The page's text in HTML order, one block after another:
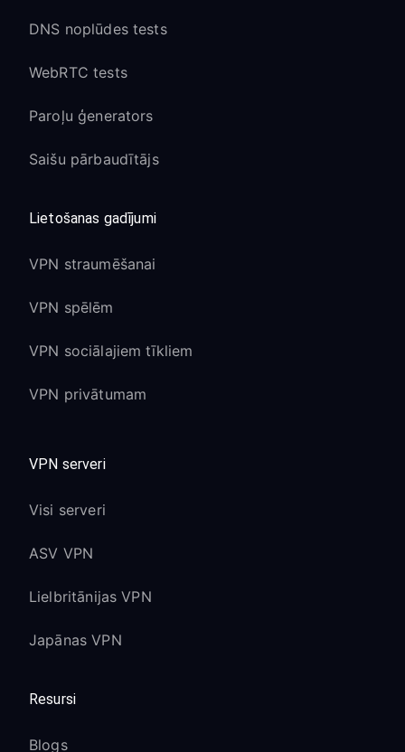
DNS noplūdes tests
WebRTC tests
Paroļu ģenerators
Saišu pārbaudītājs
Lietošanas gadījumi
VPN straumēšanai
VPN spēlēm
VPN sociālajiem tīkliem
VPN privātumam
VPN serveri
Visi serveri
ASV VPN
Lielbritānijas VPN
Japānas VPN
Resursi
Blogs